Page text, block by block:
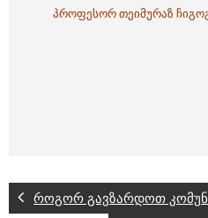
პროფესორ თეიმურაზ
როგორ გავზარდოთ